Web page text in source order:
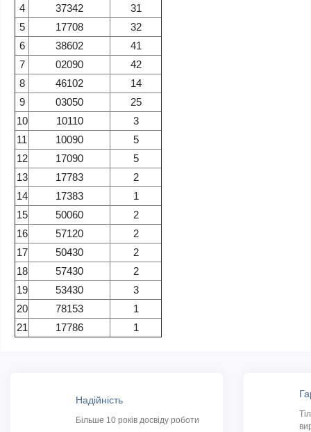
4
37342
31
5
17708
32
6
38602
41
7
02090
42
8
46102
14
9
03050
25
10
10110
3
11
10090
5
12
17090
5
13
17783
2
14
17383
1
15
50060
2
16
57120
2
17
50430
2
18
57430
2
19
53430
3
20
78153
1
21
17786 1
Надійність
Більше 10 років досвіду роботи